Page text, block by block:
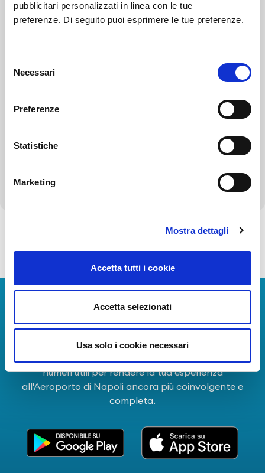
pubblicitari personalizzati in linea con le tue
preferenze. Di seguito puoi esprimere le tue preferenze.
delNecessari
Preferenze
Statistiche
Marketing
Mostra dettagli
Accetta tutti i cookie
Accetta selezionati
Usa solo i cookie necessari
Controlli sulle imprese
Bilanci
Servizi erogati
Torna alla Società Trasparente
Scarica App
La Guida dei Servizi dell'Aeroporto Internazionale di
Napoli!
numeri utili per rendere la tua esperienza
all'Aeroporto di Napoli ancora più coinvolgente e
completa.